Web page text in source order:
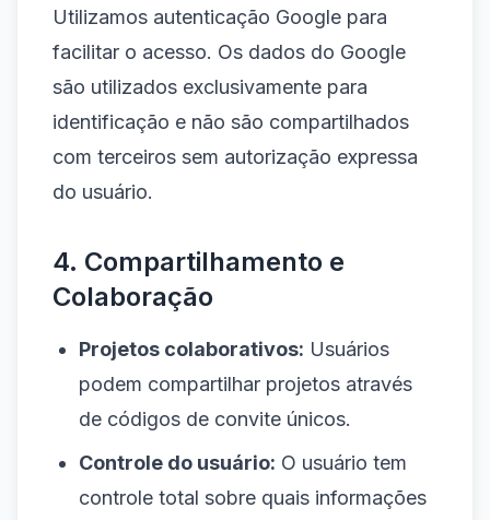
Utilizamos autenticação Google para
facilitar o acesso. Os dados do Google
são utilizados exclusivamente para
identificação e não são compartilhados
com terceiros sem autorização expressa
do usuário.
4. Compartilhamento e
Colaboração
Projetos colaborativos: Usuários
podem compartilhar projetos através
de códigos de convite únicos.
Controle do usuário: O usuário tem
controle total sobre quais informações